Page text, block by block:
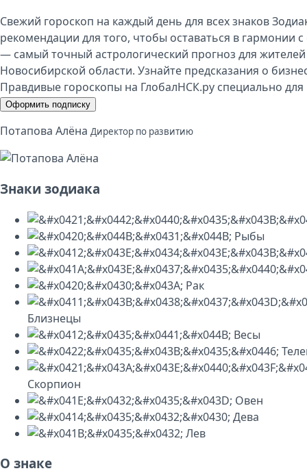
Свежий гороскоп на каждый день для всех знаков
рекомендации для того, чтобы оставаться в гармонии
— самый точный астрологический прогноз для
Новосибирской области. Узнайте предсказания о
Правдивые гороскопы на ГлобалНСК.ру специально для
Оформить подписку
Потапова Алёна Директор по развитию
Знаки зодиака
Рыбы
Рак
Близнецы
Весы
Скорпион
Овен
Дева
Лев
О знаке